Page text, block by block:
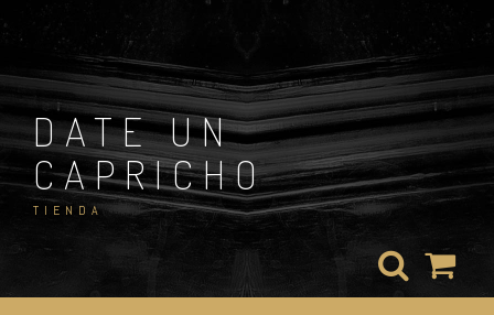
to
DATE UN
CAPRICHO
TIENDA